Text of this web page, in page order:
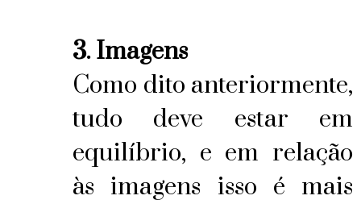
3. Imagens
Como dito anteriormente,
tudo deve estar em
equilíbrio, e em relação
às imagens isso é mais